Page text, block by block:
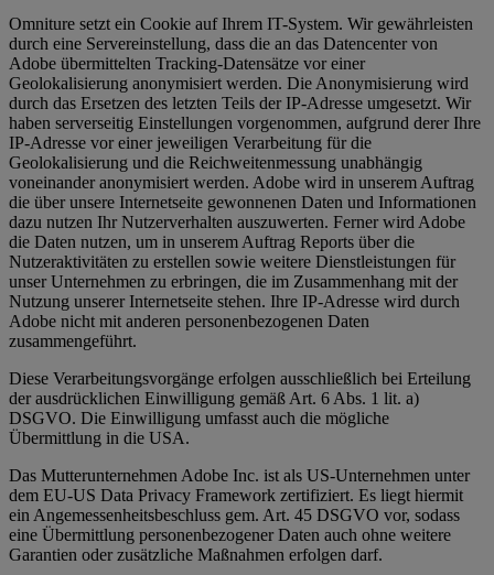
Omniture setzt ein Cookie auf Ihrem IT-System. Wir gewährleisten
durch eine Servereinstellung, dass die an das Datencenter von
Adobe übermittelten Tracking-Datensätze vor einer
Geolokalisierung anonymisiert werden. Die Anonymisierung wird
durch das Ersetzen des letzten Teils der IP-Adresse umgesetzt. Wir
haben serverseitig Einstellungen vorgenommen, aufgrund derer Ihre
IP-Adresse vor einer jeweiligen Verarbeitung für die
Geolokalisierung und die Reichweitenmessung unabhängig
voneinander anonymisiert werden. Adobe wird in unserem Auftrag
die über unsere Internetseite gewonnenen Daten und Informationen
dazu nutzen Ihr Nutzerverhalten auszuwerten. Ferner wird Adobe
die Daten nutzen, um in unserem Auftrag Reports über die
Nutzeraktivitäten zu erstellen sowie weitere Dienstleistungen für
unser Unternehmen zu erbringen, die im Zusammenhang mit der
Nutzung unserer Internetseite stehen. Ihre IP-Adresse wird durch
Adobe nicht mit anderen personenbezogenen Daten
zusammengeführt.
Diese Verarbeitungsvorgänge erfolgen ausschließlich bei Erteilung
der ausdrücklichen Einwilligung gemäß Art. 6 Abs. 1 lit. a)
DSGVO. Die Einwilligung umfasst auch die mögliche
Übermittlung in die USA.
Das Mutterunternehmen Adobe Inc. ist als US-Unternehmen unter
dem EU-US Data Privacy Framework zertifiziert. Es liegt hiermit
ein Angemessenheitsbeschluss gem. Art. 45 DSGVO vor, sodass
eine Übermittlung personenbezogener Daten auch ohne weitere
Garantien oder zusätzliche Maßnahmen erfolgen darf.